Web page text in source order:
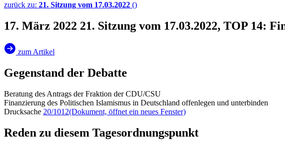
zurück zu: 21. Sitzung vom 17.03.2022 ()
17. März 2022 21. Sitzung vom 17.03.2022, TOP 14:
zum Artikel
Gegenstand der Debatte
Beratung des Antrags der Fraktion der CDU/CSU
Finanzierung des Politischen Islamismus in Deutschland offenlegen und unterbinden
Drucksache 20/1012(Dokument, öffnet ein neues Fenster)
Reden zu diesem Tagesordnungspunkt